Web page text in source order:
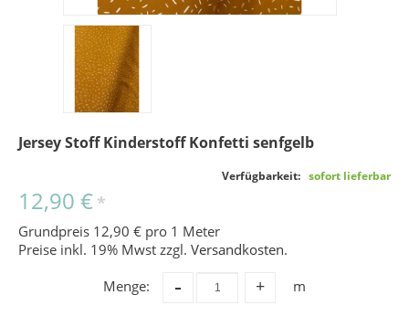
Jersey Stoff Kinderstoff Konfetti senfgelb
Verfügbarkeit: sofort lieferbar
12,90 € *
Grundpreis 12,90 € pro 1 Meter
Preise inkl. 19% Mwst zzgl. Versandkosten.
Menge:
+
- m